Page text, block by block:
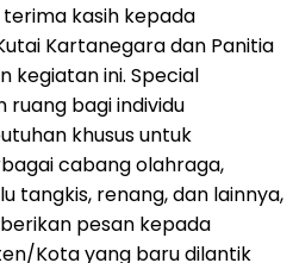
kasih kepada
Kartanegara dan Panitia
kegiatan ini. Special
ruang bagi individu
khusus untuk
cabang olahraga,
tangkis, renang, dan lainnya,
pesan kepada
Kota yang baru dilantik